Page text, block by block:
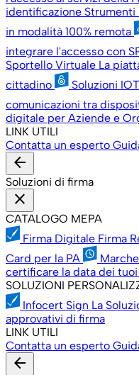
identificazione
in modalità 100% remota
integrare l'accesso con
Sportello Virtuale La
cittadino
Soluzioni IOT
comunicazioni tra
digitale per Aziende e
LINK UTILI
Contatta un esperto
arrow_back
Soluzioni di firma
close
CATALOGO MEPA
Firma Digitale Firma
Card per la PA
certificare la data dei
SOLUZIONI
Infocert Sign La
approvativi di firma
LINK UTILI
Contatta un esperto
arrow_back